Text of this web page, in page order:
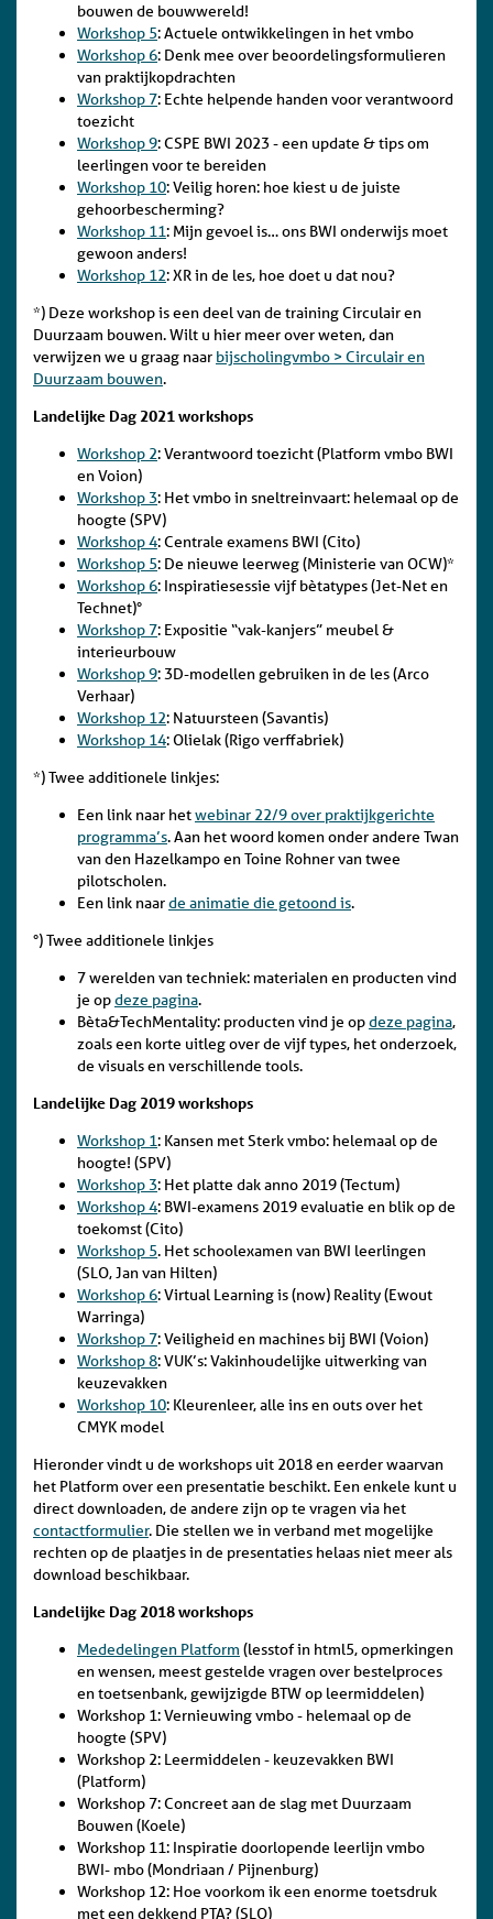
bouwen de bouwwereld!
Workshop 5: Actuele ontwikkelingen in het vmbo
Workshop 6: Denk mee over beoordelingsformulieren
van praktijkopdrachten
Workshop 7: Echte helpende handen voor verantwoord
toezicht
Workshop 9: CSPE BWI 2023 - een update & tips om
leerlingen voor te bereiden
Workshop 10: Veilig horen: hoe kiest u de juiste
gehoorbescherming?
Workshop 11: Mijn gevoel is… ons BWI onderwijs moet
gewoon anders!
Workshop 12: XR in de les, hoe doet u dat nou?
*) Deze workshop is een deel van de training Circulair en
Duurzaam bouwen. Wilt u hier meer over weten, dan
verwijzen we u graag naar bijscholingvmbo > Circulair en
Duurzaam bouwen.
Landelijke Dag 2021 workshops
Workshop 2: Verantwoord toezicht (Platform vmbo BWI
en Voion)
Workshop 3: Het vmbo in sneltreinvaart: helemaal op de
hoogte (SPV)
Workshop 4: Centrale examens BWI (Cito)
Workshop 5: De nieuwe leerweg (Ministerie van OCW)*
Workshop 6: Inspiratiesessie vijf bètatypes (Jet-Net en
Technet)°
Workshop 7: Expositie “vak-kanjers” meubel &
interieurbouw
Workshop 9: 3D-modellen gebruiken in de les (Arco
Verhaar)
Workshop 12: Natuursteen (Savantis)
Workshop 14: Olielak (Rigo verffabriek)
*) Twee additionele linkjes:
Een link naar hetwebinar 22/9 over praktijkgerichte
programma’s. Aan het woord komen onder andere Twan
van den Hazelkampo en Toine Rohner van twee
pilotscholen.
Een link naarde animatie die getoond is.
°) Twee additionele linkjes
7 werelden van techniek: materialen en producten vind
je opdeze pagina.
Bèta&TechMentality: producten vind je opdeze pagina,
zoals een korte uitleg over de vijf types, het onderzoek,
de visuals en verschillende tools.
Landelijke Dag 2019 workshops
Workshop 1: Kansen met Sterk vmbo: helemaal op de
hoogte! (SPV)
Workshop 3: Het platte dak anno 2019 (Tectum)
Workshop 4: BWI-examens 2019 evaluatie en blik op de
toekomst (Cito)
Workshop 5. Het schoolexamen van BWI leerlingen
(SLO, Jan van Hilten)
Workshop 6: Virtual Learning is (now) Reality (Ewout
Warringa)
Workshop 7: Veiligheid en machines bij BWI (Voion)
Workshop 8: VUK’s: Vakinhoudelijke uitwerking van
keuzevakken
Workshop 10: Kleurenleer, alle ins en outs over het
CMYK model
Hieronder vindt u de workshops uit 2018 en eerder waarvan
het Platform over een presentatie beschikt. Een enkele kunt u
direct downloaden, de andere zijn op te vragen via het
contactformulier. Die stellen we in verband met mogelijke
rechten op de plaatjes in de presentaties helaas niet meer als
download beschikbaar.
Landelijke Dag 2018 workshops
Mededelingen Platform (lesstof in html5, opmerkingen
en wensen, meest gestelde vragen over bestelproces
en toetsenbank, gewijzigde BTW op leermiddelen)
Workshop 1: Vernieuwing vmbo - helemaal op de
hoogte (SPV)
Workshop 2: Leermiddelen - keuzevakken BWI
(Platform)
Workshop 7: Concreet aan de slag met Duurzaam
Bouwen (Koele)
Workshop 11: Inspiratie doorlopende leerlijn vmbo
BWI- mbo (Mondriaan / Pijnenburg)
Workshop 12: Hoe voorkom ik een enorme toetsdruk
met een dekkend PTA? (SLO)